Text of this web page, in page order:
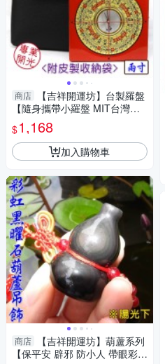
商店
【吉祥開運坊】台製羅盤
【隨身攜帶小羅盤 MIT台灣製
造 2吋 6cm三合 鎮宅 辟邪 保
平安 】開光
$1,168
加入購物車
商店
【吉祥開運坊】葫蘆系列
【保平安 辟邪 防小人 帶眼彩虹